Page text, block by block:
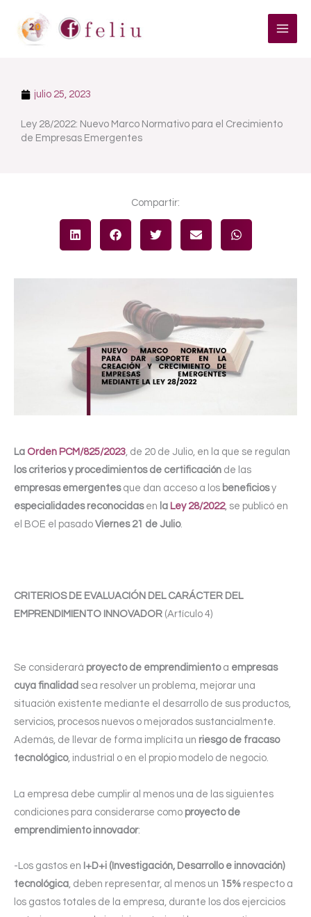
contenido
julio 25, 2023
Ley 28/2022: Nuevo Marco Normativo para el Crecimiento
de Empresas Emergentes
Compartir:
La Orden PCM/825/2023 , de 20 de Julio, en la que se regulan
los criterios y procedimientos de certificación de las
empresas emergentesque dan acceso a los beneficiosy
especialidades reconocidasen la Ley 28/2022, se publicó en
el BOE el pasado Viernes 21 de Julio.
CRITERIOS DE EVALUACIÓN DEL CARÁCTER DEL
EMPRENDIMIENTO INNOVADOR (Artículo 4)
Se considerará proyecto de emprendimientoa empresas
cuya finalidad sea resolver un problema, mejorar una
situación existente mediante el desarrollo de sus productos,
servicios, procesos nuevos o mejorados sustancialmente.
Además, de llevar de forma implícita un riesgo de fracaso
tecnológico, industrial o en el propio modelo de negocio.
La empresa debe cumplir al menos una de las siguientes
condiciones para considerarse como proyecto de
emprendimiento innovador:
-Los gastos en I+D+i (Investigación, Desarrollo e innovación)
tecnológica, deben representar, al menos un 15% respecto a
los gastos totales de la empresa, durante los dos ejercicios